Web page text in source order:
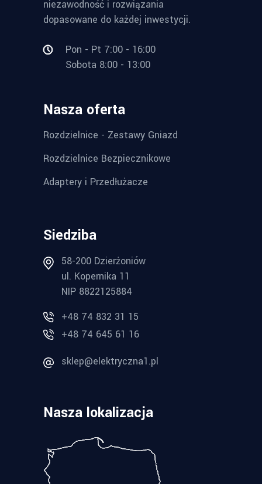
niezawodność i rozwiązania
dopasowane do każdej inwestycji.
Pon - Pt 7:00 - 16:00
Sobota 8:00 - 13:00
Nasza oferta
Rozdzielnice - Zestawy Gniazd
Rozdzielnice Bezpiecznikowe
Adaptery i Przedłużacze
Siedziba
58-200 Dzierżoniów
ul. Kopernika 11
NIP 8822125884
+48 74 832 31 15
+48 74 645 61 16
sklep@elektryczna1.pl
Nasza lokalizacja